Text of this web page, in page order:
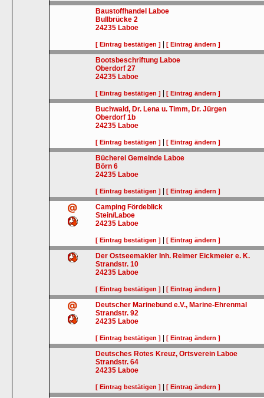
Baustoffhandel Laboe
Bullbrücke 2
24235 Laboe
[ Eintrag bestätigen ] |[ Eintrag ändern ]
Bootsbeschriftung Laboe
Oberdorf 27
24235 Laboe
[ Eintrag bestätigen ] |[ Eintrag ändern ]
Buchwald, Dr. Lena u. Timm, Dr. Jürgen
Oberdorf 1b
24235 Laboe
[ Eintrag bestätigen ] |[ Eintrag ändern ]
Bücherei Gemeinde Laboe
Börn 6
24235 Laboe
[ Eintrag bestätigen ] |[ Eintrag ändern ]
Camping Fördeblick
Stein/Laboe
24235 Laboe
[ Eintrag bestätigen ] |[ Eintrag ändern ]
Der Ostseemakler Inh. Reimer Eickmeier e. K.
Strandstr. 10
24235 Laboe
[ Eintrag bestätigen ] |[ Eintrag ändern ]
Deutscher Marinebund e.V., Marine-Ehrenmal
Strandstr. 92
24235 Laboe
[ Eintrag bestätigen ] |[ Eintrag ändern ]
Deutsches Rotes Kreuz, Ortsverein Laboe
Strandstr. 64
24235 Laboe
[ Eintrag bestätigen ] |[ Eintrag ändern ]